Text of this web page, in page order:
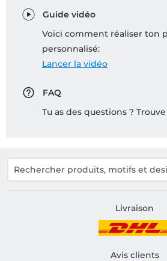
Guide vidéo
Voici comment réaliser ton
personnalisé:
Lancer la vidéo
FAQ
Tu as des questions ?
Livraison
Avis clients